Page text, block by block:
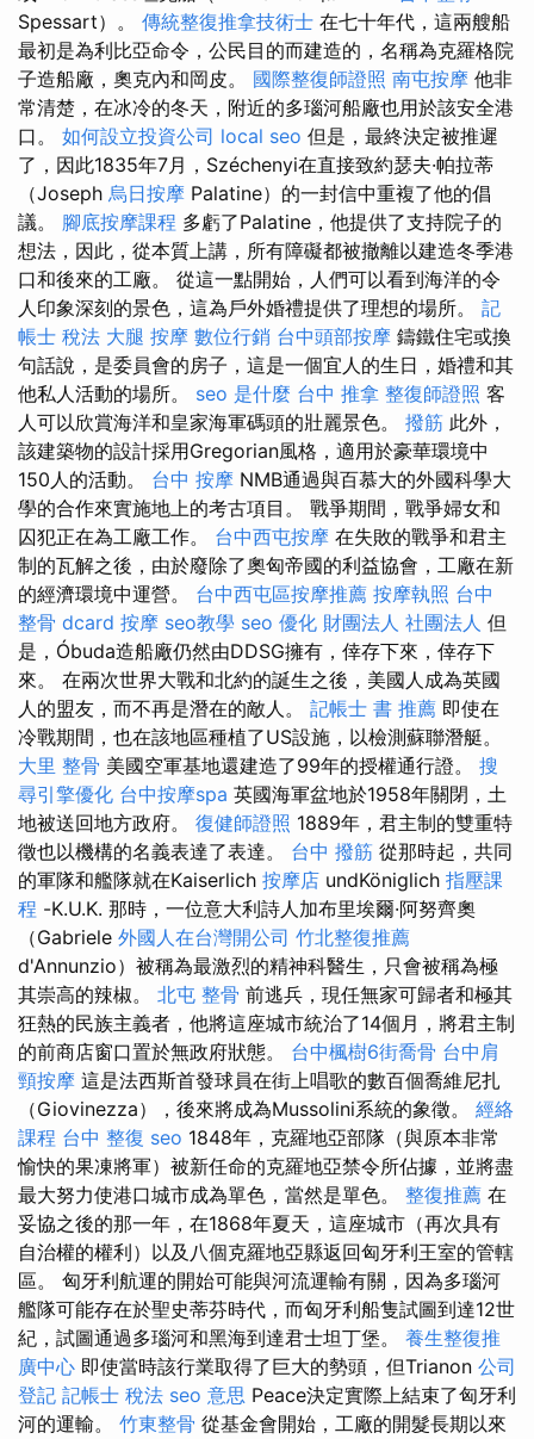
Spessart）。 傳統整復推拿技術士 在七十年代，這兩艘船
最初是為利比亞命令，公民目的而建造的，名稱為克羅格院
子造船廠，奧克內和岡皮。 國際整復師證照 南屯按摩 他非
常清楚，在冰冷的冬天，附近的多瑙河船廠也用於該安全港
口。 如何設立投資公司 local seo 但是，最終決定被推遲
了，因此1835年7月，Széchenyi在直接致約瑟夫·帕拉蒂
（Joseph 烏日按摩 Palatine）的一封信中重複了他的倡
議。 腳底按摩課程 多虧了Palatine，他提供了支持院子的
想法，因此，從本質上講，所有障礙都被撤離以建造冬季港
口和後來的工廠。 從這一點開始，人們可以看到海洋的令
人印象深刻的景色，這為戶外婚禮提供了理想的場所。 記
帳士 稅法 大腿 按摩 數位行銷 台中頭部按摩 鑄鐵住宅或換
句話說，是委員會的房子，這是一個宜人的生日，婚禮和其
他私人活動的場所。 seo 是什麼 台中 推拿 整復師證照 客
人可以欣賞海洋和皇家海軍碼頭的壯麗景色。 撥筋 此外，
該建築物的設計採用Gregorian風格，適用於豪華環境中
150人的活動。 台中 按摩 NMB通過與百慕大的外國科學大
學的合作來實施地上的考古項目。 戰爭期間，戰爭婦女和
囚犯正在為工廠工作。 台中西屯按摩 在失敗的戰爭和君主
制的瓦解之後，由於廢除了奧匈帝國的利益協會，工廠在新
的經濟環境中運營。 台中西屯區按摩推薦 按摩執照 台中
整骨 dcard 按摩 seo教學 seo 優化 財團法人 社團法人 但
是，Óbuda造船廠仍然由DDSG擁有，倖存下來，倖存下
來。 在兩次世界大戰和北約的誕生之後，美國人成為英國
人的盟友，而不再是潛在的敵人。 記帳士 書 推薦 即使在
冷戰期間，也在該地區種植了US設施，以檢測蘇聯潛艇。
大里 整骨 美國空軍基地還建造了99年的授權通行證。 搜
尋引擎優化 台中按摩spa 英國海軍盆地於1958年關閉，土
地被送回地方政府。 復健師證照 1889年，君主制的雙重特
徵也以機構的名義表達了表達。 台中 撥筋 從那時起，共同
的軍隊和艦隊就在Kaiserlich 按摩店 undKöniglich 指壓課
程 -K.U.K. 那時，一位意大利詩人加布里埃爾·阿努齊奧
（Gabriele 外國人在台灣開公司 竹北整復推薦
d'Annunzio）被稱為最激烈的精神科醫生，只會被稱為極
其崇高的辣椒。 北屯 整骨 前逃兵，現任無家可歸者和極其
狂熱的民族主義者，他將這座城市統治了14個月，將君主制
的前商店窗口置於無政府狀態。 台中楓樹6街喬骨 台中肩
頸按摩 這是法西斯首發球員在街上唱歌的數百個喬維尼扎
（Giovinezza），後來將成為Mussolini系統的象徵。 經絡
課程 台中 整復 seo 1848年，克羅地亞部隊（與原本非常
愉快的果凍將軍）被新任命的克羅地亞禁令所佔據，並將盡
最大努力使港口城市成為單色，當然是單色。 整復推薦 在
妥協之後的那一年，在1868年夏天，這座城市（再次具有
自治權的權利）以及八個克羅地亞縣返回匈牙利王室的管轄
區。 匈牙利航運的開始可能與河流運輸有關，因為多瑙河
艦隊可能存在於聖史蒂芬時代，而匈牙利船隻試圖到達12世
紀，試圖通過多瑙河和黑海到達君士坦丁堡。 養生整復推
廣中心 即使當時該行業取得了巨大的勢頭，但Trianon 公司
登記 記帳士 稅法 seo 意思 Peace決定實際上結束了匈牙利
河的運輸。 竹東整骨 從基金會開始，工廠的開髮長期以來